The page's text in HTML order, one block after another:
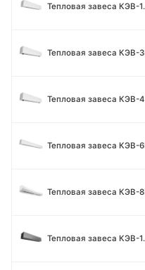
Тепловая завеса КЭВ-
Тепловая завеса КЭВ-
Тепловая завеса КЭВ-
Тепловая завеса КЭВ-
Тепловая завеса КЭВ-
Тепловая завеса КЭВ-